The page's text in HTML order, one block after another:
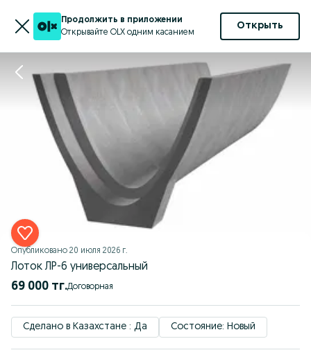
Продолжить в приложении
Открывайте OLX одним касанием
Открыть
Опубликовано 20 июля 2026 г.
Лоток ЛР-6 универсальный
69 000 тг. Договорная
Сделано в Казахстане : Да Состояние: Новый